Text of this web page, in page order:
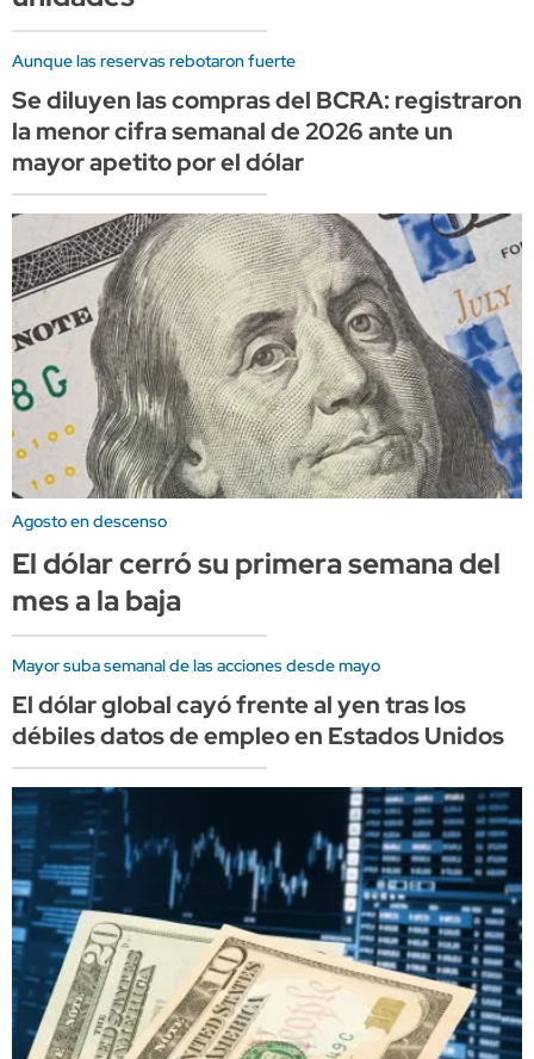
Aunque las reservas rebotaron fuerte
Se diluyen las compras del BCRA: registraron
la menor cifra semanal de 2026 ante un
mayor apetito por el dólar
Agosto en descenso
El dólar cerró su primera semana del
mes a la baja
Mayor suba semanal de las acciones desde mayo
El dólar global cayó frente al yen tras los
débiles datos de empleo en Estados Unidos